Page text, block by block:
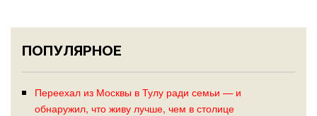
ПОПУЛЯРНОЕ
Переехал из Москвы в Тулу ради семьи — и
обнаружил, что живу лучше, чем в столице